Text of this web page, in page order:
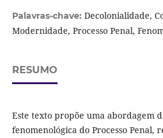
Palavras-chave: Decolonialidade,
Modernidade, Processo Penal,
RESUMO
Este texto propõe uma abordagem
fenomenológica do Processo Penal,